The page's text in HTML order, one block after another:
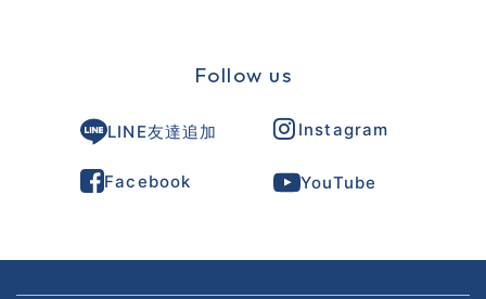
Follow us
LINE友達追加 Instagram
Facebook YouTube